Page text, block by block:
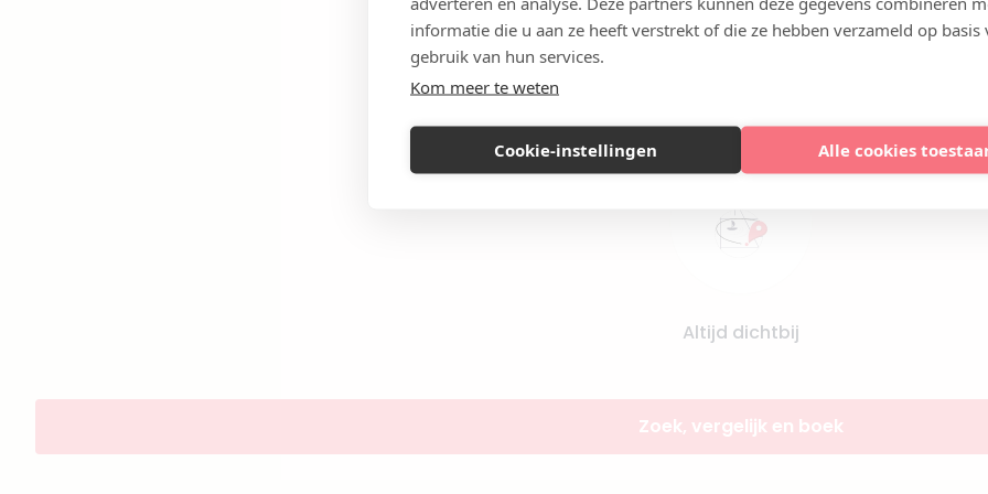
informatie die u aan ze heeft verstrekt of die ze hebben verzameld op basis
gebruik van hun services.
Kom meer te weten
Cookie-instellingen Alle cookies
Altijd dichtbij
Zoek, vergelijk en boek